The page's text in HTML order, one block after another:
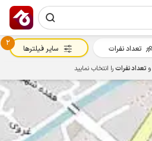
تعداد نفرات
2
سایر فیلترها
و تعداد نفراترا انتخاب نمایید